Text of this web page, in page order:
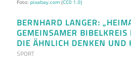
Foto: pixabay.com(CC0 1.0)
BERNHARD LANGER:
GEMEINSAMER
DIE ÄHNLICH DENKEN UND
SPORT